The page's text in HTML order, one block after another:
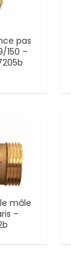
pas
150 –
mâle
–